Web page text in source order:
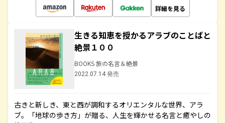
詳細を見る
生きる知恵を授かるアラブのことばと
絶景１００
BOOKS 旅の名言＆絶景
2022.07.14 発売
古きと新しき、東と西が調和するオリエンタルな世界、アラ
ブ。「地球の歩き方」が贈る、人生を輝かせる名言と癒やしの